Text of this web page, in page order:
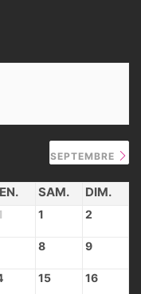
SEPTEMBRE
SAM. DIM.
1 2
8 9
15 16